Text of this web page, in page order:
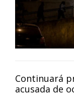
Continuará
acusada de